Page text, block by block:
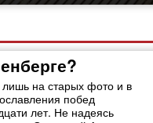
на старых фото и в
побед
лет. Не надеясь